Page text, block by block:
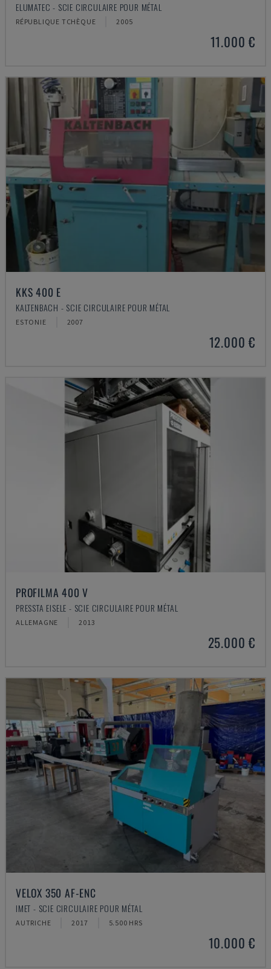
ELUMATEC - SCIE CIRCULAIRE POUR MÉTAL
RÉPUBLIQUE TCHÈQUE 2005
11.000 €
KKS 400 E
KALTENBACH - SCIE CIRCULAIRE POUR MÉTAL
ESTONIE 2007
12.000 €
PROFILMA 400 V
PRESSTA EISELE - SCIE CIRCULAIRE POUR MÉTAL
ALLEMAGNE 2013
25.000 €
VELOX 350 AF-ENC
IMET - SCIE CIRCULAIRE POUR MÉTAL
AUTRICHE 2017 5.500 HRS
10.000 €